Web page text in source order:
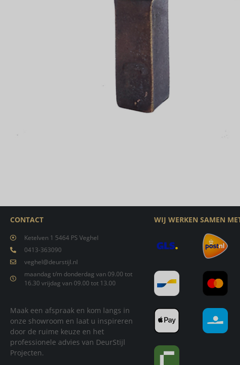
CONTACT
Ketelven 1 5464 PS Veghel
0413-363090
veghel@deurstijl.nl
maandag t/m donderdag van 09.00 tot
16.30 vrijdag van 09.00 tot 13.00
Maak een afspraak en kom langs in
onze showroom en laat u inspireren
door de ruime keuze en het
professionele advies van DeurStijl
Projecten.
WIJ WERKEN SAMEN